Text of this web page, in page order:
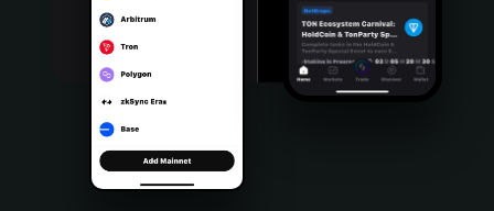
Bahasa Indonesia
Português (Brasil)
Español (Argentina)